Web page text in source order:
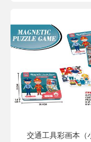
交通工具彩画本（